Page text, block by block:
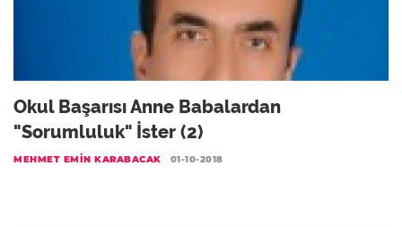
Okul Başarısı Anne Babalardan
"Sorumluluk" İster (2)
MEHMET EMIN KARABACAK 01-10-2018